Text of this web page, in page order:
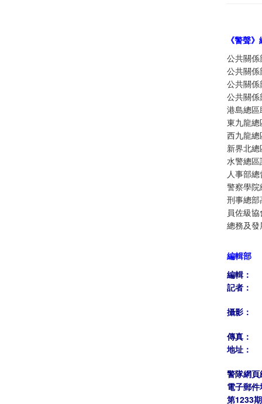
《警聲
公共關
公共關
公共關
公共關
港島總
東九龍
西九龍
新界北
水警總
人事部
警察學
刑事總
員佐級
總務及
編輯部
編輯：
記者：
攝影：
傳真：
地址：
警隊網
電子郵
第1233